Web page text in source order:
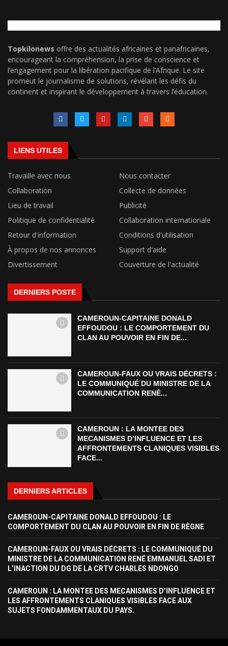
Topkilonews offre des actualités africaines et panafricaines,
encourageant la compréhension, la prise de conscience et
l’engagement pour la libération pacifique de l’Afrique. Le site
promeut le journalisme de solutions, révélant les défis du
continent et inspirant le développement à travers l’éducation.
LIENS UTILES
Travaille avec nous
Nous contacter
Collaboration
Collecte de données
Lieu de travail
Publicité
Politique de confidentialité
Collaboration internationale
Retour d'information
Conditions d'utilisation
À propos de nos annonces
Support d'aide
Divertissement
Couverture de l'actualité
DERNIERS POSTE
CAMEROUN-CAPITAINE DONALD
EFFOUDOU : LE COMPORTEMENT DU
CLAN AU POUVOIR EN FIN DE...
CAMEROUN-FAUX OU VRAIS DÉCRETS :
LE COMMUNIQUÉ DU MINISTRE DE LA
COMMUNICATION RENÉ...
CAMEROUN : LA MONTEE DES
MECANISMES D’INFLUENCE ET LES
AFFRONTEMENTS CLANIQUES VISIBLES
FACE...
DERNIERS ARTICLES
CAMEROUN-CAPITAINE DONALD EFFOUDOU : LE
COMPORTEMENT DU CLAN AU POUVOIR EN FIN DE RÈGNE
CAMEROUN-FAUX OU VRAIS DÉCRETS : LE COMMUNIQUÉ DU
MINISTRE DE LA COMMUNICATION RENÉ EMMANUEL SADI ET
L’INACTION DU DG DE LA CRTV CHARLES NDONGO
CAMEROUN : LA MONTEE DES MECANISMES D’INFLUENCE ET
LES AFFRONTEMENTS CLANIQUES VISIBLES FACE AUX
SUJETS FONDAMMENTAUX DU PAYS.